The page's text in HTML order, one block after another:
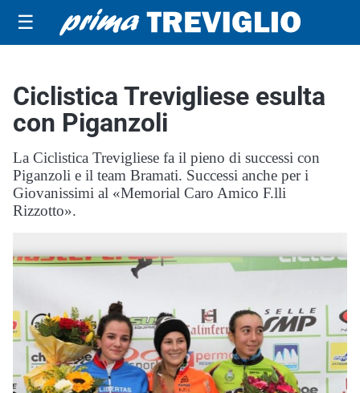
☰
Ciclistica Trevigliese esulta
con Piganzoli
La Ciclistica Trevigliese fa il pieno di successi con
Piganzoli e il team Bramati. Successi anche per i
Giovanissimi al «Memorial Caro Amico F.lli
Rizzotto».